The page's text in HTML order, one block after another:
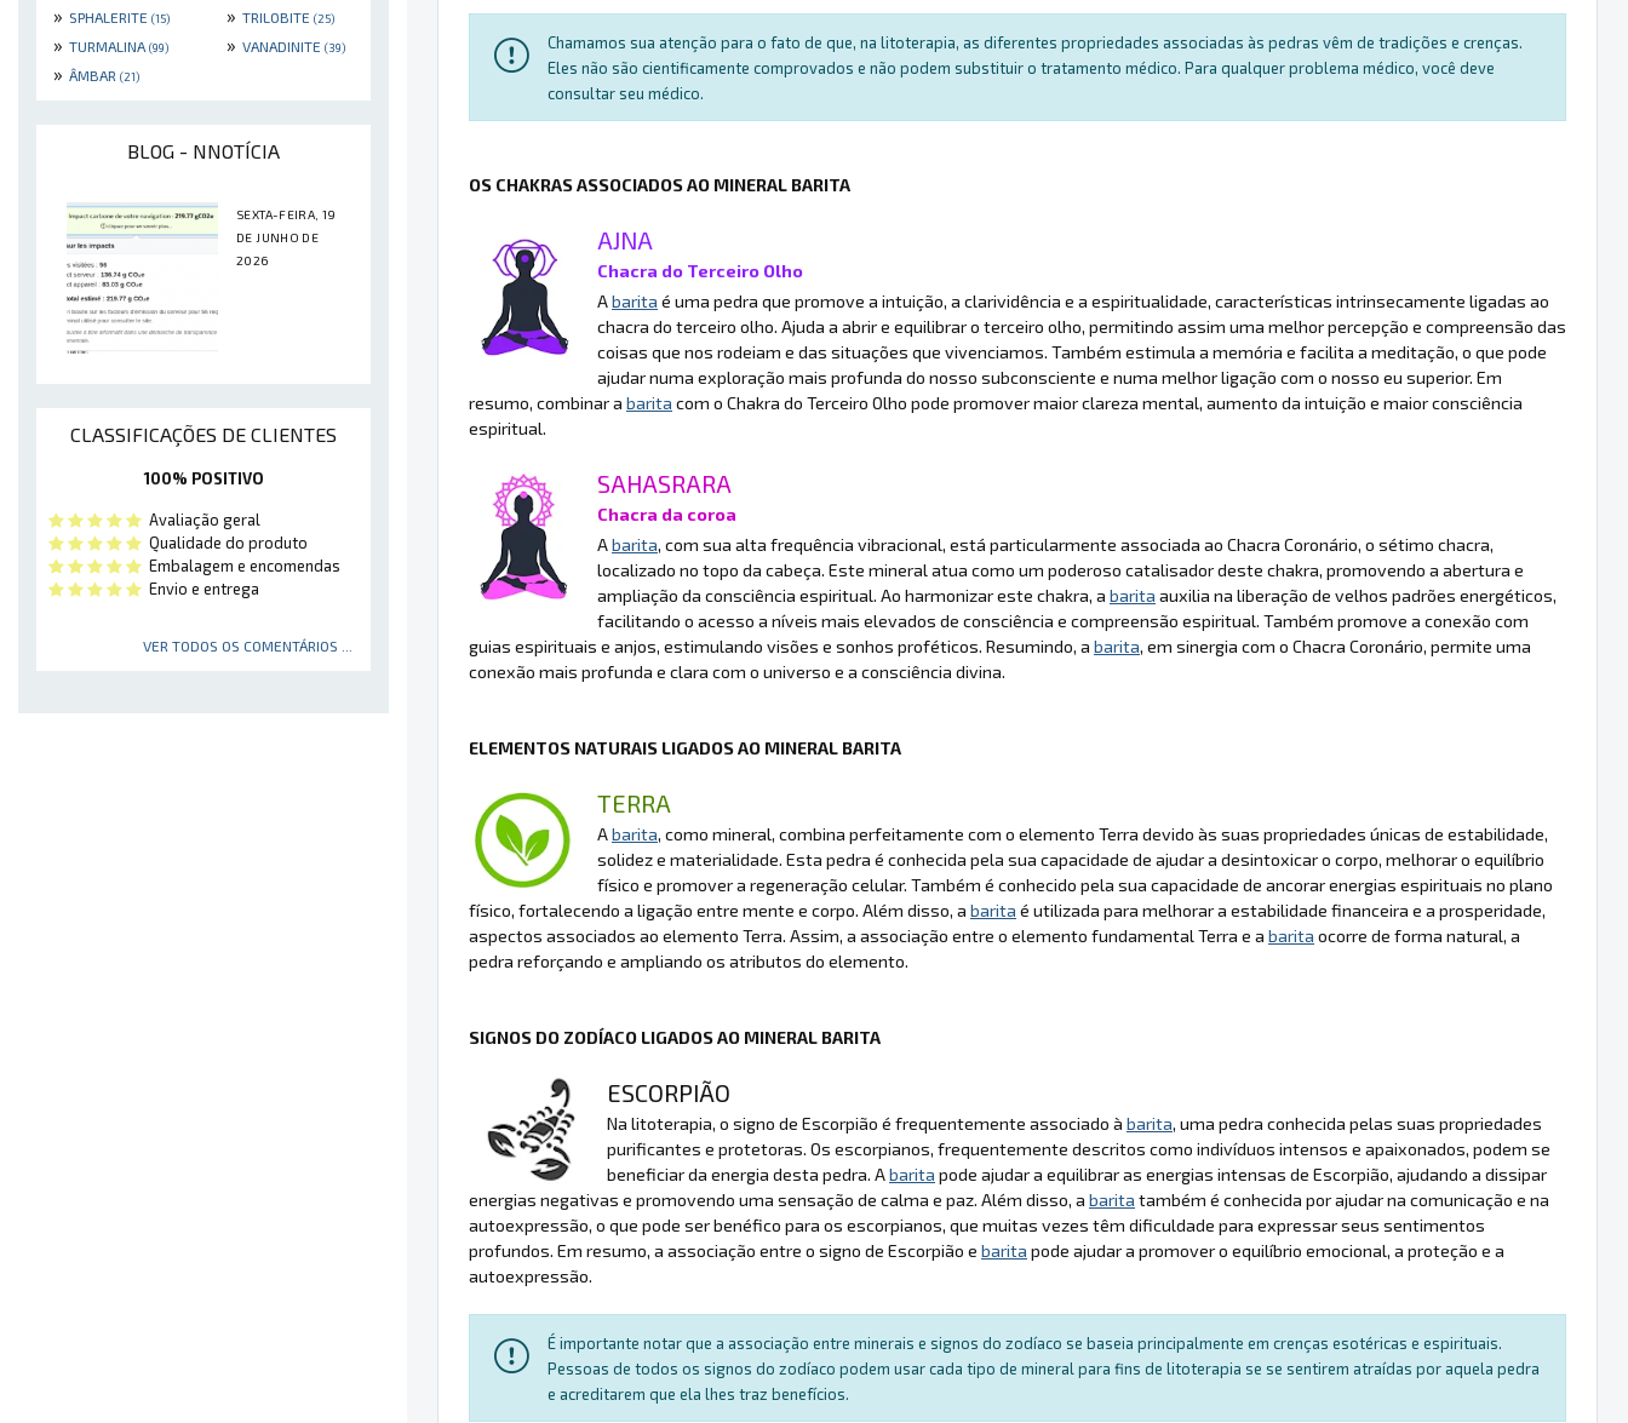
» SPHALERITE (15) » TRILOBITE (25)
» TURMALINA (99) » VANADINITE (39)
» ÂMBAR (21)
BLOG - NNOTÍCIA
SEXTA-FEIRA, 19
DE JUNHO DE
2026
CLASSIFICAÇÕES DE CLIENTES
100% POSITIVO
Avaliação geral
Qualidade do produto
Embalagem e encomendas
Envio e entrega
VER TODOS OS COMENTÁRIOS ...
Chamamos sua atenção para o fato de que, na litoterapia, as diferentes propriedades associadas às pedras vêm de tradições e crenças.
Eles não são cientificamente comprovados e não podem substituir o tratamento médico. Para qualquer problema médico, você deve
consultar seu médico.
OS CHAKRAS ASSOCIADOS AO MINERAL BARITA
AJNA
Chacra do Terceiro Olho
Abarita é uma pedra que promove a intuição, a clarividência e a espiritualidade, características intrinsecamente ligadas ao
chacra do terceiro olho. Ajuda a abrir e equilibrar o terceiro olho, permitindo assim uma melhor percepção e compreensão das
coisas que nos rodeiam e das situações que vivenciamos. Também estimula a memória e facilita a meditação, o que pode
ajudar numa exploração mais profunda do nosso subconsciente e numa melhor ligação com o nosso eu superior. Em
resumo, combinar a barita com o Chakra do Terceiro Olho pode promover maior clareza mental, aumento da intuição e maior consciência
espiritual.
SAHASRARA
Chacra da coroa
Abarita, com sua alta frequência vibracional, está particularmente associada ao Chacra Coronário, o sétimo chacra,
localizado no topo da cabeça. Este mineral atua como um poderoso catalisador deste chakra, promovendo a abertura e
ampliação da consciência espiritual. Ao harmonizar este chakra, a barita auxilia na liberação de velhos padrões energéticos,
facilitando o acesso a níveis mais elevados de consciência e compreensão espiritual. Também promove a conexão com
guias espirituais e anjos, estimulando visões e sonhos proféticos. Resumindo, a barita, em sinergia com o Chacra Coronário, permite uma
conexão mais profunda e clara com o universo e a consciência divina.
ELEMENTOS NATURAIS LIGADOS AO MINERAL BARITA
TERRA
Abarita, como mineral, combina perfeitamente com o elemento Terra devido às suas propriedades únicas de estabilidade,
solidez e materialidade. Esta pedra é conhecida pela sua capacidade de ajudar a desintoxicar o corpo, melhorar o equilíbrio
físico e promover a regeneração celular. Também é conhecido pela sua capacidade de ancorar energias espirituais no plano
físico, fortalecendo a ligação entre mente e corpo. Além disso, a barita é utilizada para melhorar a estabilidade financeira e a prosperidade,
aspectos associados ao elemento Terra. Assim, a associação entre o elemento fundamental Terra e a barita ocorre de forma natural, a
pedra reforçando e ampliando os atributos do elemento.
SIGNOS DO ZODÍACO LIGADOS AO MINERAL BARITA
ESCORPIÃO
Na litoterapia, o signo de Escorpião é frequentemente associado à barita, uma pedra conhecida pelas suas propriedades
purificantes e protetoras. Os escorpianos, frequentemente descritos como indivíduos intensos e apaixonados, podem se
beneficiar da energia desta pedra. Abarita pode ajudar a equilibrar as energias intensas de Escorpião, ajudando a dissipar
energias negativas e promovendo uma sensação de calma e paz. Além disso, a barita também é conhecida por ajudar na comunicação e na
autoexpressão, o que pode ser benéfico para os escorpianos, que muitas vezes têm dificuldade para expressar seus sentimentos
profundos. Em resumo, a associação entre o signo de Escorpião e barita pode ajudar a promover o equilíbrio emocional, a proteção e a
autoexpressão.
É importante notar que a associação entre minerais e signos do zodíaco se baseia principalmente em crenças esotéricas e espirituais.
Pessoas de todos os signos do zodíaco podem usar cada tipo de mineral para fins de litoterapia se se sentirem atraídas por aquela pedra
e acreditarem que ela lhes traz benefícios.